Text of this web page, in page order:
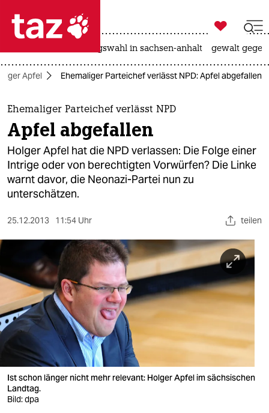
 taz zahl ich
taz zahl ich
themen
politik
öko
gesellschaft
kultur
sport
berlin
nord
wahrheit
verlag
verlag
veranstaltungen

taz zahl ich
landtagswahl in sachsen-anhalt gewalt
Apfel Ehemaliger Parteichef verlässt NPD: Apfel abgefallen
Ehemaliger Parteichef verlässt NPD
Apfel abgefallen
Holger Apfel hat die NPD verlassen: Die Folge einer
Intrige oder von berechtigten Vorwürfen? Die Linke
warnt davor, die Neonazi-Partei nun zu
unterschätzen.
25.12.2013 11:54 Uhr teilen
Ist schon länger nicht mehr relevant: Holger Apfel im sächsischen
Landtag.
Bild: dpa